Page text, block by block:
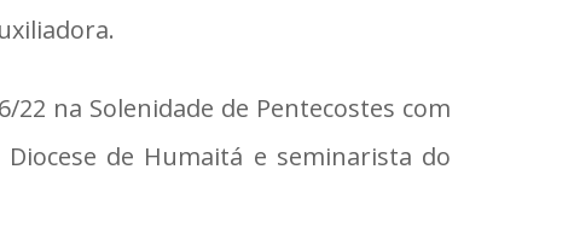
na Solenidade de Pentecostes com
de Humaitá e seminarista do